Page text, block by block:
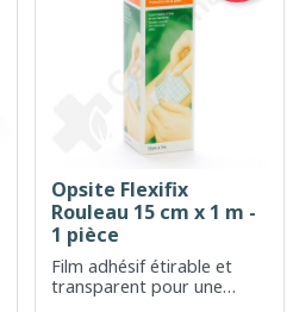
Opsite Flexifix
Rouleau 15 cm x 1 m -
1 pièce
Film adhésif étirable et
transparent pour une